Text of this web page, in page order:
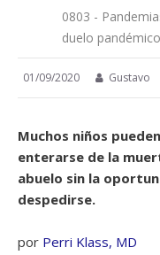
0803 -
duelo pandémico
01/09/2020 Gustavo
Muchos niños pueden
enterarse de la
abuelo sin la
despedirse.
por Perri Klass, MD